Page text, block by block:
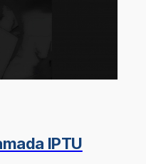
IPTU